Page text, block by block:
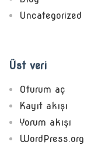
Uncategorized
Üst veri
Oturum aç
Kayıt akışı
Yorum akışı
WordPress.org